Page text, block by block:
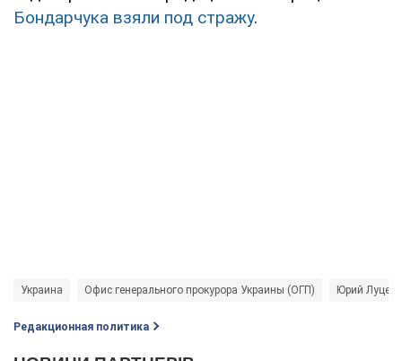
Бондарчука взяли под стражу.
Украина Офис генерального прокурора Украины (ОГП) Юрий
Редакционная политика